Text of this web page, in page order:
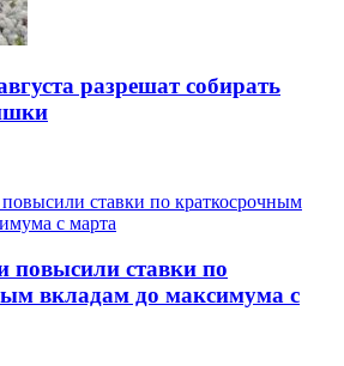
разрешат собирать
повысили ставки по
вкладам до максимума с